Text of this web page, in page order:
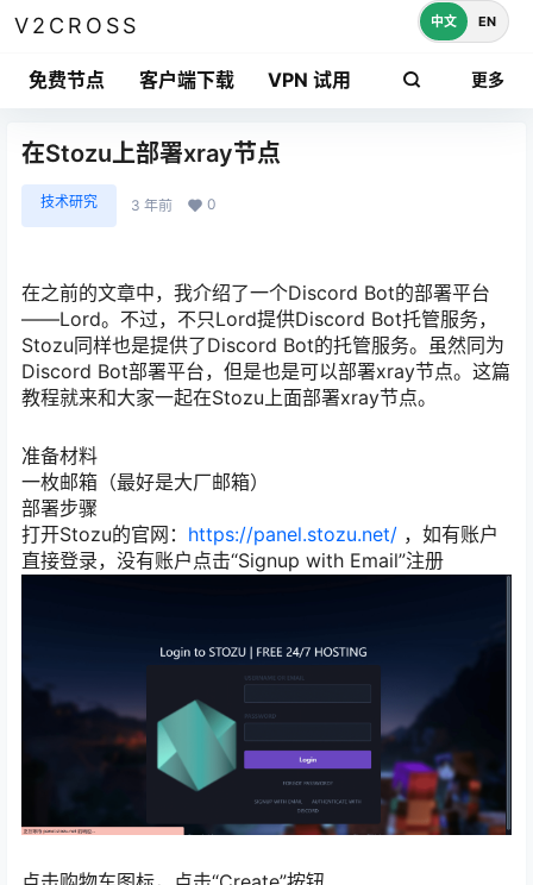
V2CROSS
免费节点 客户端下载 VPN 试用 更多
中文 EN
在Stozu上部署xray节点
技术研究 3 年前 0
在之前的文章中，我介绍了一个Discord Bot的部署平台
——Lord。不过，不只Lord提供Discord Bot托管服务，
Stozu同样也是提供了Discord Bot的托管服务。虽然同为
Discord Bot部署平台，但是也是可以部署xray节点。这篇
教程就来和大家一起在Stozu上面部署xray节点。
准备材料
一枚邮箱（最好是大厂邮箱）
部署步骤
打开Stozu的官网： https://panel.stozu.net/ ，如有账户
直接登录，没有账户点击“Signup with Email”注册